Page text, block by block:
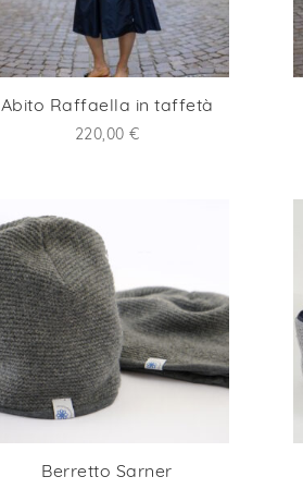
Abito Raffaella in taffetà
220,00€
Berretto Sarner